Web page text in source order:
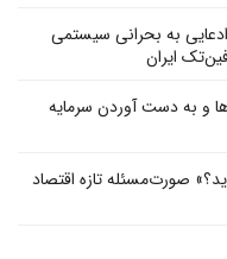
به بحرانی سیستمی
ایران
و به دست آوردن سرمایه
صورت‌مسئله تازه اقتصاد